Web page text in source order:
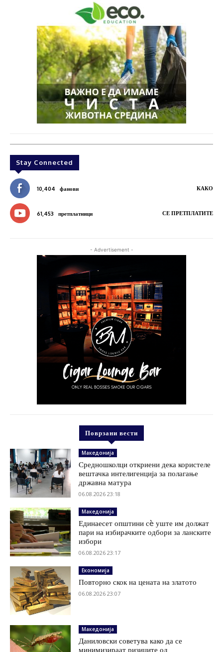
Stay Connected
10,404 фанови КАКО
61,453 претплатници СЕ ПРЕТПЛАТИТЕ
- Advertisement -
Поврзани вести
Македонија
Средношколци откриени дека користеле
вештачка интелигенција за полагање
државна матура
06.08.2026 23:18
Македонија
Единаесет општини сè уште им должат
пари на избирачките одбори за ланските
избори
06.08.2026 23:17
Економија
Повторно скок на цената на златото
06.08.2026 23:07
Македонија
Даниловски советува како да се
минимизираат ризиците од